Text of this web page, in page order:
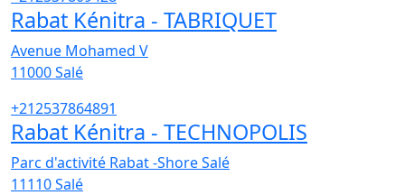
Rabat Kénitra - TABRIQUET
Avenue Mohamed V
11000Salé
+212537864891
Rabat Kénitra - TECHNOPOLIS
Parc d'activité Rabat -Shore Salé
11110Salé